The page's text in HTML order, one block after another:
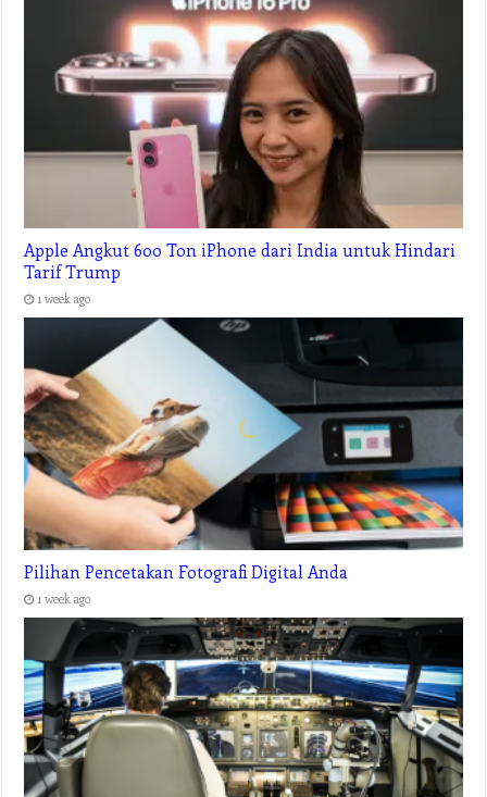
Apple Angkut 600 Ton iPhone dari India untuk Hindari
Tarif Trump
1 week ago
Pilihan Pencetakan Fotografi Digital Anda
1 week ago